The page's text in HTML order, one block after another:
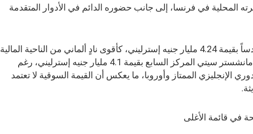
المحلية في فرنسا، إلى جانب حضوره الدائم في الأدوار المتقدمة
ويأتي بايرن ميونخ سادساً بقيمة 4.24 مليار جنيه إسترليني، كأقوى نادٍ ألماني من الناحية المالية
والرياضية، بينما يحتل مانشستر سيتي المركز السابع بقيمة 4.1 مليار جنيه إسترليني، رغم
الإنجليزي الممتاز وأوروبا، ما يعكس أن القيمة السوقية لا تعتمد
في قائمة الأغلى